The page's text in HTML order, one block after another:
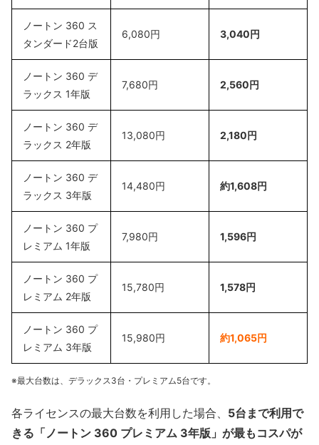
ノートン 360 ス
タンダード2台版
6,080円 3,040円
ノートン 360 デ
ラックス 1年版
7,680円 2,560円
ノートン 360 デ
ラックス 2年版
13,080円 2,180円
ノートン 360 デ
ラックス 3年版
14,480円 約1,608円
ノートン 360 プ
レミアム 1年版
7,980円 1,596円
ノートン 360 プ
レミアム 2年版
15,780円 1,578円
ノートン 360 プ
レミアム 3年版
15,980円 約1,065円
※最大台数は、デラックス3台・プレミアム5台です。
各ライセンスの最大台数を利用した場合、 5台まで利用で
きる「ノートン 360 プレミアム 3年版」が最もコスパが